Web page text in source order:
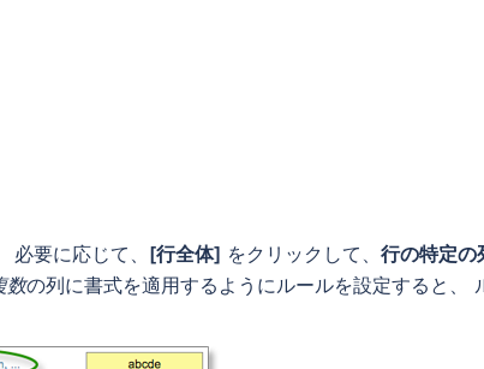
必要に応じて、 [行全体] をクリックして、 行の特定の
数の列に書式を適用するようにルールを設定すると、